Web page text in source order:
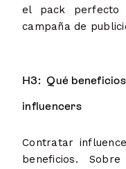
el pack perfecto
campaña de
H3: Qué
influencers
Contratar
beneficios.